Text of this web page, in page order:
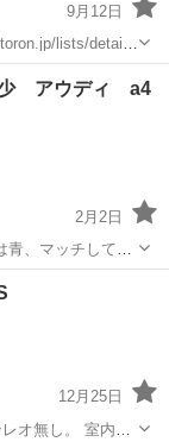
9月12日
lists/detail?
carno=033892 ■問い合わせ(∩´∀｀)∩♪ 0276-71-3292 ■...
少 アウディ a4
2月2日
青、マッチして、
12月25日
オ無し。 室内汚